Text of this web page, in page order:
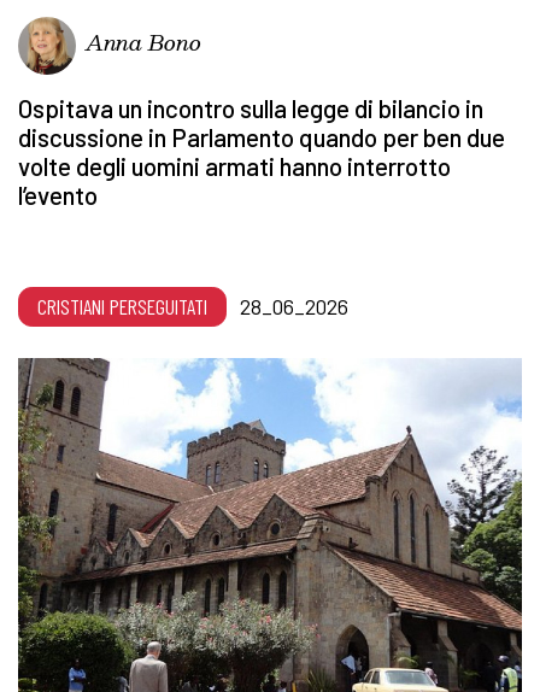
Anna Bono
Ospitava un incontro sulla legge di bilancio in
discussione in Parlamento quando per ben due
volte degli uomini armati hanno interrotto
l’evento
CRISTIANI PERSEGUITATI 28_06_2026